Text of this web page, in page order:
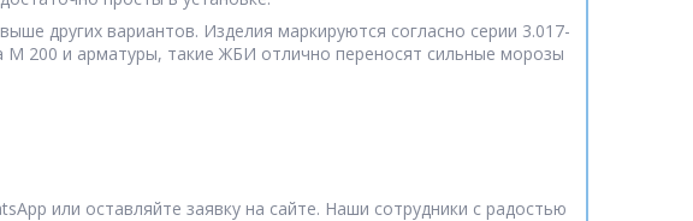
других вариантов. Изделия маркируются согласно серии 3.017-
М 200 и арматуры, такие ЖБИ отлично переносят сильные морозы
или оставляйте заявку на сайте. Наши сотрудники с радостью